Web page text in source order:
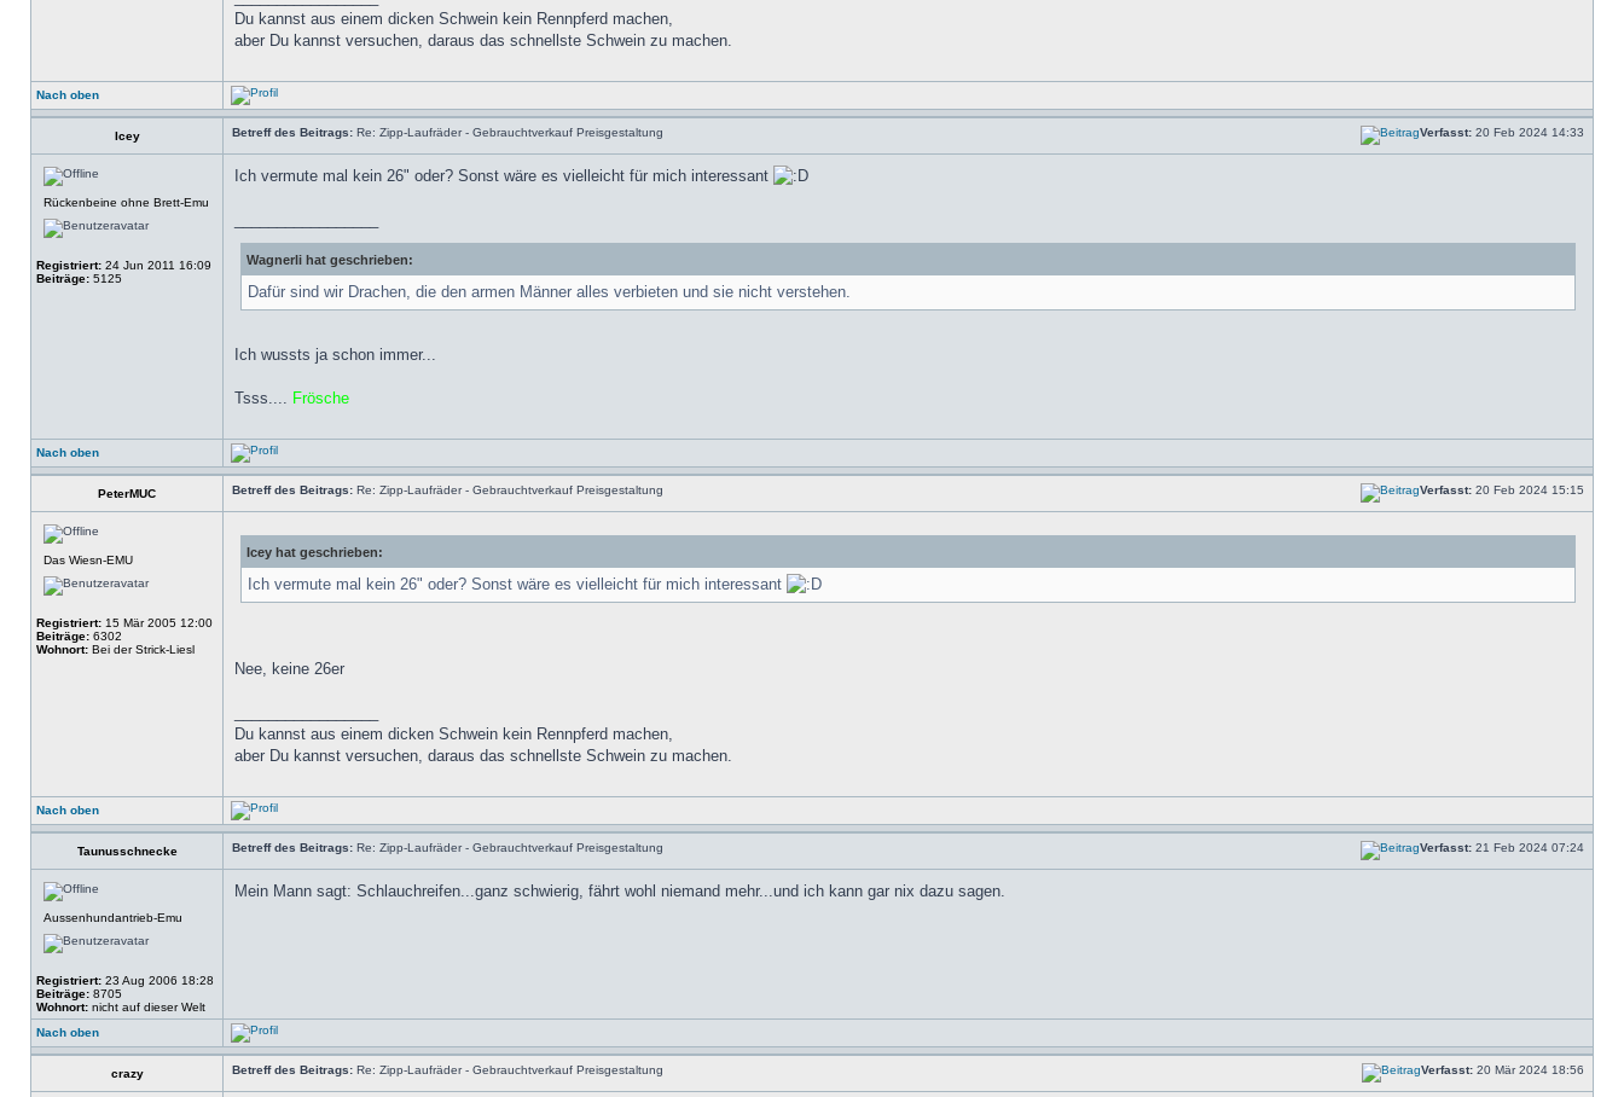
Du kannst aus einem dicken Schwein kein Rennpferd machen,
aber Du kannst versuchen, daraus das schnellste Schwein zu machen.
Nach oben
Icey Betreff des Beitrags: Re: Zipp-Laufräder - Gebrauchtverkauf Preisgestaltung Verfasst: 20 Feb 2024 14:33
Rückenbeine ohne Brett-Emu
Registriert: 24 Jun 2011 16:09
Beiträge: 5125
Ich vermute mal kein 26" oder? Sonst wäre es vielleicht für mich interessant
Wagnerli hat geschrieben:
Dafür sind wir Drachen, die den armen Männer alles verbieten und sie nicht verstehen.
Ich wussts ja schon immer...
Tsss.... Frösche
Nach oben
PeterMUC Betreff des Beitrags: Re: Zipp-Laufräder - Gebrauchtverkauf Preisgestaltung Verfasst: 20 Feb 2024 15:15
Das Wiesn-EMU
Registriert: 15 Mär 2005 12:00
Beiträge: 6302
Wohnort: Bei der Strick-Liesl
Icey hat geschrieben:
Ich vermute mal kein 26" oder? Sonst wäre es vielleicht für mich interessant
Nee, keine 26er
Du kannst aus einem dicken Schwein kein Rennpferd machen,
aber Du kannst versuchen, daraus das schnellste Schwein zu machen.
Nach oben
Taunusschnecke Betreff des Beitrags: Re: Zipp-Laufräder - Gebrauchtverkauf Preisgestaltung Verfasst: 21 Feb 2024 07:24
Aussenhundantrieb-Emu
Registriert: 23 Aug 2006 18:28
Beiträge: 8705
Wohnort: nicht auf dieser Welt
Mein Mann sagt: Schlauchreifen...ganz schwierig, fährt wohl niemand mehr...und ich kann gar nix dazu sagen.
Nach oben
crazy Betreff des Beitrags: Re: Zipp-Laufräder - Gebrauchtverkauf Preisgestaltung Verfasst: 20 Mär 2024 18:56